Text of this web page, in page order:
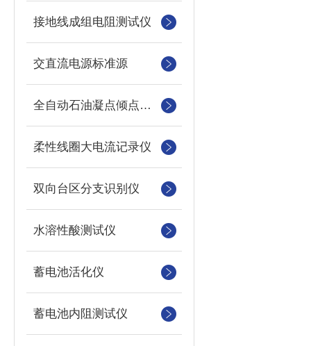
接地线成组电阻测试仪
交直流电源标准源
全自动石油凝点倾点测定仪
柔性线圈大电流记录仪
双向台区分支识别仪
水溶性酸测试仪
蓄电池活化仪
蓄电池内阻测试仪